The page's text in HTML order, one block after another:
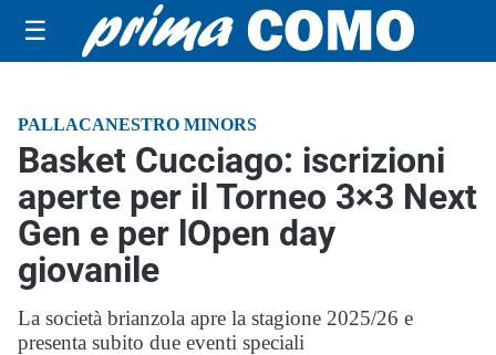
☰
PALLACANESTRO MINORS
Basket Cucciago: iscrizioni
aperte per il Torneo 3×3 Next
Gen e per lOpen day
giovanile
La società brianzola apre la stagione 2025/26 e
presenta subito due eventi speciali